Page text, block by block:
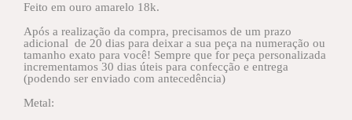
Feito em ouro amarelo 18k.
Após a realização da compra, precisamos de um prazo
adicional de 20 dias para deixar a sua peça na numeração ou
tamanho exato para você! Sempre que for peça personalizada
incrementamos 30 dias úteis para confecção e entrega
(podendo ser enviado com antecedência)
Metal: